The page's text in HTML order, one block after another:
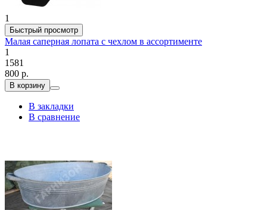
1
Быстрый просмотр
Малая саперная лопата с чехлом в ассортименте
1
1581
800 р.
В корзину
В закладки
В сравнение